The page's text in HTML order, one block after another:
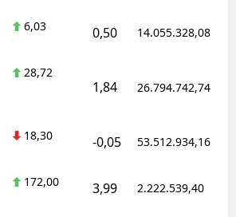
6,03 0,50 14.055.328,08
28,72
1,84 26.794.742,74
18,30 -0,05 53.512.934,16
172,00 3,99 2.222.539,40